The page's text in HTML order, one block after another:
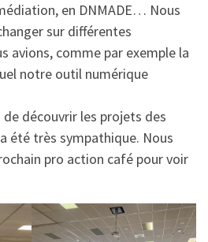
en DNMADE… Nous
sur différentes
avions, comme par exemple la
notre outil numérique
de découvrir les projets des
été très sympathique. Nous
pro action café pour voir